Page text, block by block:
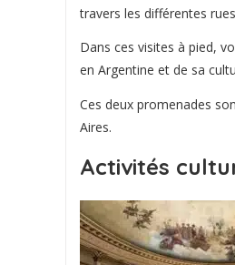
travers les différentes
Dans ces visites à pied,
en Argentine et de sa
Ces deux promenades
Aires.
Activités